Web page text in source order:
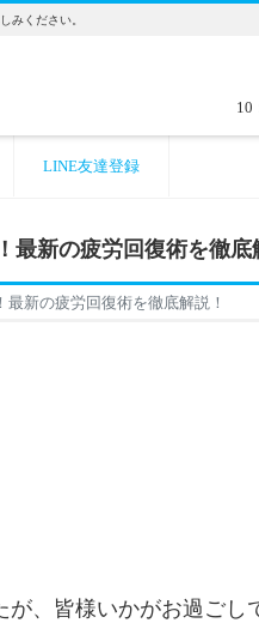
みください。
10
LINE友達登録
新の疲労回復術を徹底
新の疲労回復術を徹底解説！
、皆様いかがお過ごし